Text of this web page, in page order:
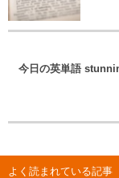
今日の英単語
よく読まれている記事